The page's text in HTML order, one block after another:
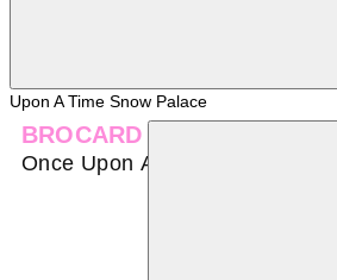
Upon A Time Snow Palace
BROCARD
Once Upon A Time Snow Palace